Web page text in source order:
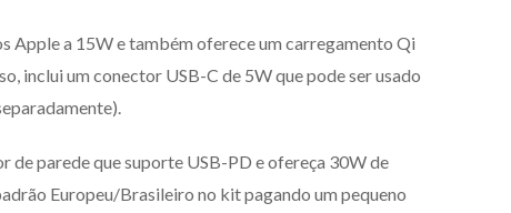
a 15W e também oferece um carregamento Qi
inclui um conector USB-C de 5W que pode ser usado
de parede que suporte USB-PD e ofereça 30W de
Europeu/Brasileiro no kit pagando um pequeno